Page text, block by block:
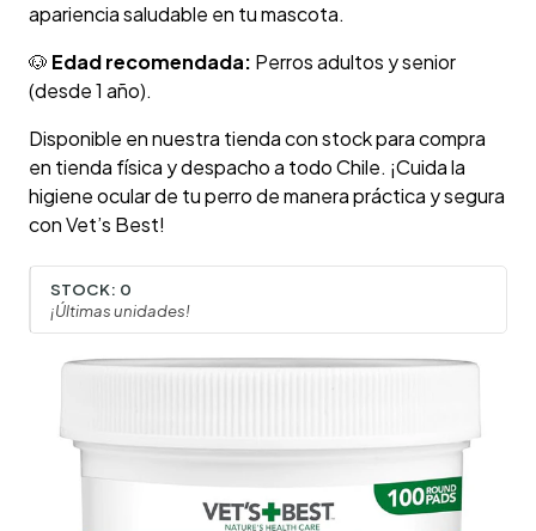
apariencia saludable en tu mascota.
🐶 Edad recomendada: Perros adultos y senior
(desde 1 año).
Disponible en nuestra tienda con stock para compra
en tienda física y despacho a todo Chile. ¡Cuida la
higiene ocular de tu perro de manera práctica y segura
con Vet’s Best!
STOCK: 0
¡Últimas unidades!